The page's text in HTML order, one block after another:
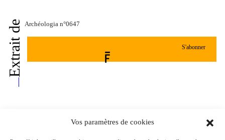
Vos paramètres de cookies
Extrait de Archéologia n°0647
S'abonner